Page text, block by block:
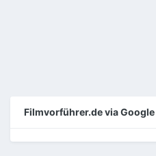
Filmvorführer.de via